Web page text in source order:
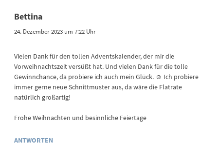
Bettina
24. Dezember 2023 um 7:22 Uhr
Vielen Dank für den tollen Adventskalender, der mir die
Vorweihnachtszeit versüßt hat. Und vielen Dank für die tolle
Gewinnchance, da probiere ich auch mein Glück. ☺️ Ich probiere
immer gerne neue Schnittmuster aus, da wäre die Flatrate
natürlich großartig!
Frohe Weihnachten und besinnliche Feiertage
ANTWORTEN